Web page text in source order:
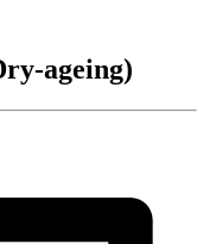
ageing)